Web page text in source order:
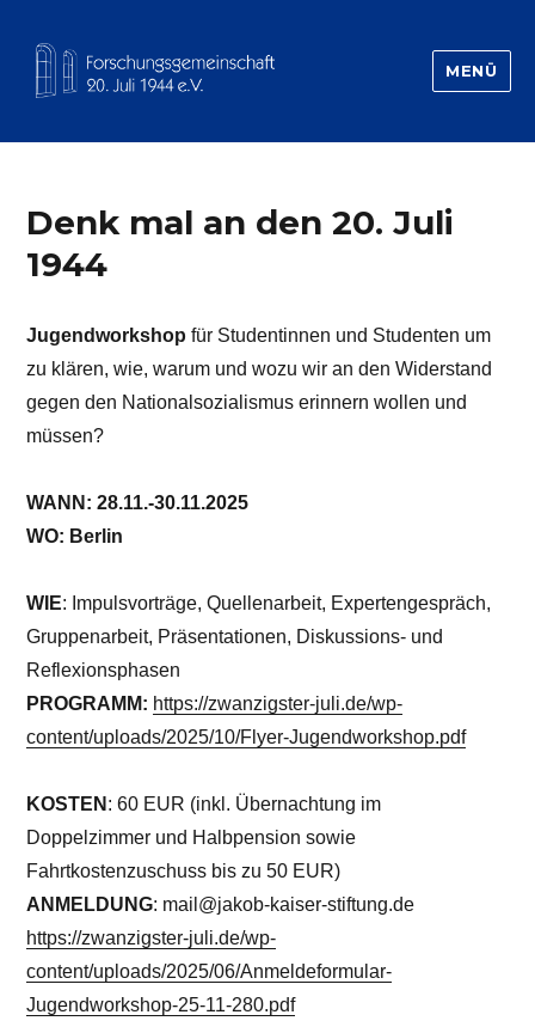
Forschungsgemeinschaft 20.Juli 1944
MENÜ
Denk mal an den 20. Juli
1944
Jugendworkshop für Studentinnen und Studenten um
zu klären, wie, warum und wozu wir an den Widerstand
gegen den Nationalsozialismus erinnern wollen und
müssen?
WANN: 28.11.-30.11.2025
WO: Berlin
WIE: Impulsvorträge, Quellenarbeit, Expertengespräch,
Gruppenarbeit, Präsentationen, Diskussions- und
Reflexionsphasen
PROGRAMM: https://zwanzigster-juli.de/wp-
content/uploads/2025/10/Flyer-Jugendworkshop.pdf
KOSTEN : 60 EUR (inkl. Übernachtung im
Doppelzimmer und Halbpension sowie
Fahrtkostenzuschuss bis zu 50 EUR)
ANMELDUNG: mail@jakob-kaiser-stiftung.de
https://zwanzigster-juli.de/wp-
content/uploads/2025/06/Anmeldeformular-
Jugendworkshop-25-11-280.pdf